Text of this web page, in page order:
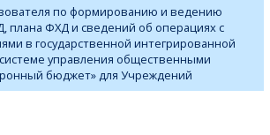
по формированию и ведению
плана ФХД и сведений об операциях с
в государственной интегрированной
управления общественными
бюджет» для Учреждений